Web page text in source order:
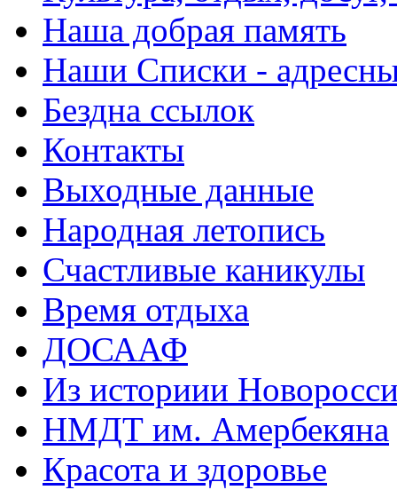
Наша добрая память
Наши Списки -
Бездна ссылок
Контакты
Выходные данные
Народная летопись
Счастливые каникулы
Время отдыха
ДОСААФ
Из историии
НМДТ им. Амербекяна
Красота и здоровье